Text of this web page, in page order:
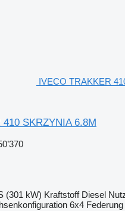
IVECO TRAKKER
SKRZYNIA 6.8M
(301 kW) Kraftstoff Diesel
6x4 Federung